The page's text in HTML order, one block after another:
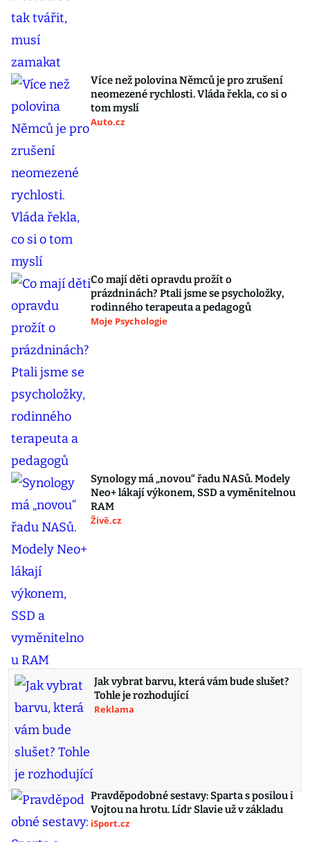
Více než polovina Němců je pro zrušení
neomezené rychlosti. Vláda řekla, co si o
tom myslí
Auto.cz
Co mají děti opravdu prožít o
prázdninách? Ptali jsme se psycholožky,
rodinného terapeuta a pedagogů
Moje Psychologie
Synology má „novou“ řadu NASů. Modely
Neo+ lákají výkonem, SSD a vyměnitelnou
RAM
Živě.cz
Jak vybrat barvu, která vám bude slušet?
Tohle je rozhodující
Reklama
Pravděpodobné sestavy: Sparta s posilou i
Vojtou na hrotu. Lídr Slavie už v základu
iSport.cz